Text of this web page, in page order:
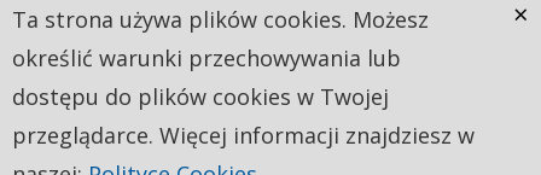
Ta strona używa plików cookies. Możesz
określić warunki przechowywania lub
dostępu do plików cookies w Twojej
przeglądarce. Więcej informacji znajdziesz w
×